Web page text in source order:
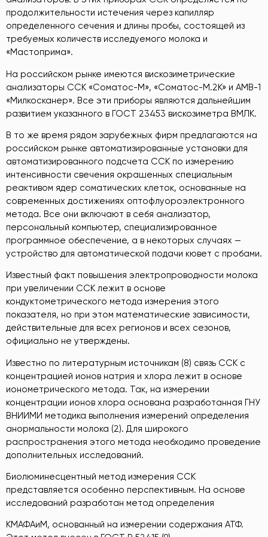
продолжительности истечения через капилляр
определенного сечения и длины пробы, состоящей из
требуемых количеств исследуемого молока и
«Мастоприма».
На российском рынке имеются вискозиметрические
анализаторы ССК «Соматос-М», «Соматос-М.2К» и АМВ-1
«Милкосканер». Все эти приборы являются дальнейшим
развитием указанного в ГОСТ 23453 вискозиметра ВМЛК.
В то же время рядом зарубежных фирм предлагаются на
российском рынке автоматизированные установки для
автоматизированного подсчета ССК по измерению
интенсивности свечения окрашенных специальным
реактивом ядер соматических клеток, основанные на
современных достижениях оптофлуороэлектронного
метода. Все они включают в себя анализатор,
персональный компьютер, специализированное
программное обеспечение, а в некоторых случаях —
устройство для автоматической подачи кювет с пробами.
Известный факт повышения электропроводности молока
при увеличении ССК лежит в основе
кондуктометрического метода измерения этого
показателя, но при этом математические зависимости,
действительные для всех регионов и всех сезонов,
официально не утверждены.
Известно по литературным источникам (8) связь ССК с
концентрацией ионов натрия и хлора лежит в основе
ионометрического метода. Так, на измерении
концентрации ионов хлора основана разработанная ГНУ
ВНИИМИ методика выполнения измерений определения
анормальности молока (2). Для широкого
распространения этого метода необходимо проведение
дополнительных исследований.
Биолюминесцентный метод измерения ССК
представляется особенно перспективным. На основе
исследований разработан метод определения
КМАФАиМ, основанный на измерении содержания АТФ.